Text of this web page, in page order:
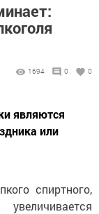
1694 0 0
являются
или
спиртного,